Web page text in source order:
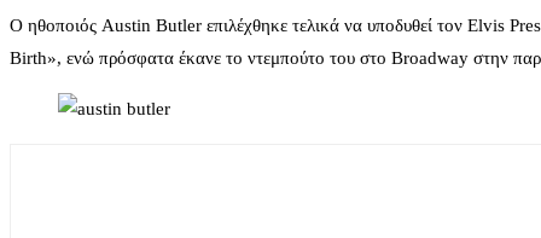
Ο ηθοποιός Austin Butler επιλέχθηκε τελικά να υποδυθεί τον Elvis
Birth», ενώ πρόσφατα έκανε το ντεμπούτο του στο Broadway στην